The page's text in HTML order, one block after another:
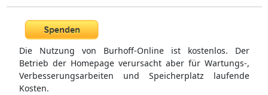
Die Nutzung von Burhoff-Online ist kostenlos. Der
Betrieb der Homepage verursacht aber für Wartungs-,
Verbesserungsarbeiten und Speicherplatz laufende
Kosten.